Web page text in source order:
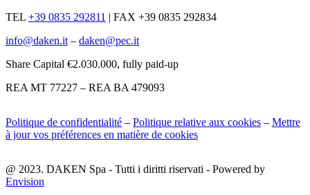
TEL +39 0835 292811 | FAX +39 0835 292834
info@daken.it – daken@pec.it
Share Capital €2.030.000, fully paid-up
REA MT 77227 – REA BA 479093
Politique de confidentialité – Politique relative aux cookies – Mettre
à jour vos préférences en matière de cookies
@ 2023. DAKEN Spa - Tutti i diritti riservati - Powered by
Envision